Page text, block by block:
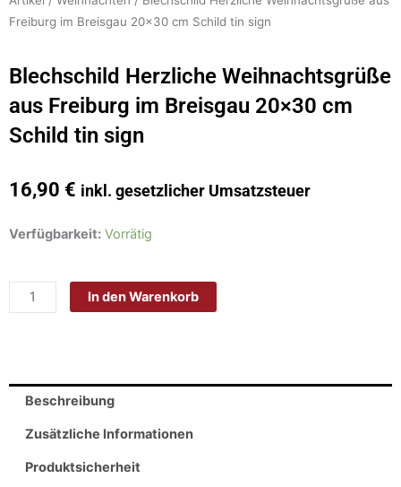
Freiburg im Breisgau 20×30 cm Schild tin sign
Blechschild Herzliche Weihnachtsgrüße
aus Freiburg im Breisgau 20×30 cm
Schild tin sign
16,90 € inkl. gesetzlicher Umsatzsteuer
Verfügbarkeit: Vorrätig
Blechschild
20x30
cm
Schild
sign
In den Warenkorb
Beschreibung
Zusätzliche Informationen
Produktsicherheit